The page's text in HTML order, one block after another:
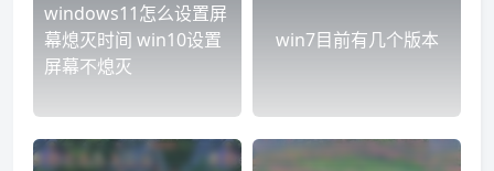
windows11怎么设置屏
幕熄灭时间 win10设置
屏幕不熄灭
win7目前有几个版本